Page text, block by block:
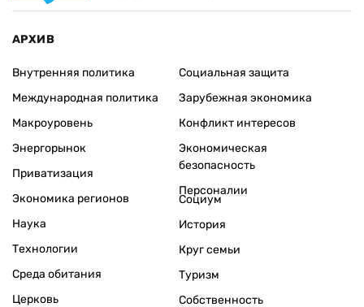
АРХИВ
Внутренняя политика
Международная политика
Макроуровень
Энергорынок
Приватизация
Экономика регионов
Социальная защита
Зарубежная экономика
Конфликт интересов
Экономическая
безопасность
Персоналии
Наука
Технологии
Среда обитания
Церковь
Социум
История
Круг семьи
Туризм
Собственность